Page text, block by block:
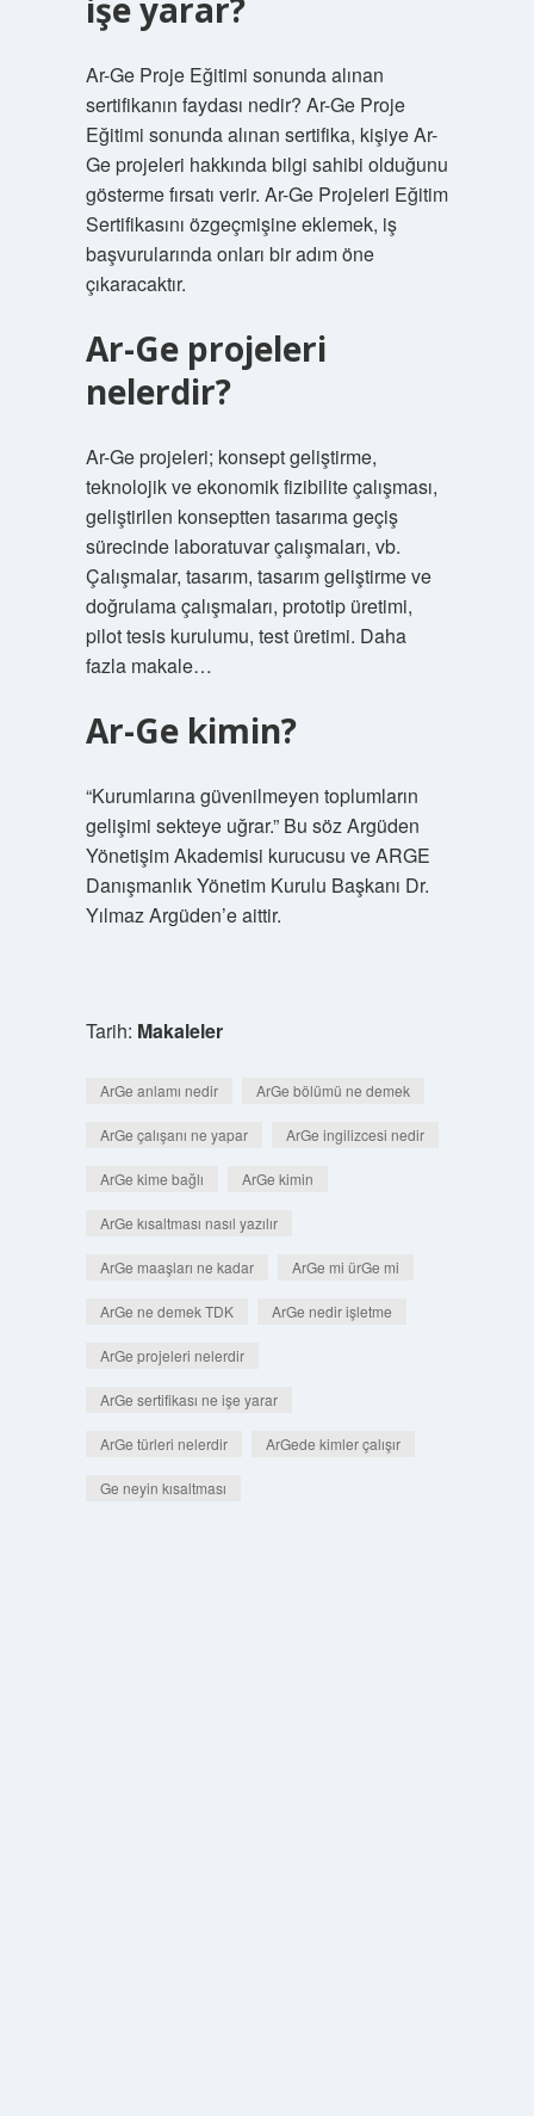
işe yarar?
Ar-Ge Proje Eğitimi sonunda alınan
sertifikanın faydası nedir? Ar-Ge Proje
Eğitimi sonunda alınan sertifika, kişiye Ar-
Ge projeleri hakkında bilgi sahibi olduğunu
gösterme fırsatı verir. Ar-Ge Projeleri Eğitim
Sertifikasını özgeçmişine eklemek, iş
başvurularında onları bir adım öne
çıkaracaktır.
Ar-Ge projeleri
nelerdir?
Ar-Ge projeleri; konsept geliştirme,
teknolojik ve ekonomik fizibilite çalışması,
geliştirilen konseptten tasarıma geçiş
sürecinde laboratuvar çalışmaları, vb.
Çalışmalar, tasarım, tasarım geliştirme ve
doğrulama çalışmaları, prototip üretimi,
pilot tesis kurulumu, test üretimi. Daha
fazla makale…
Ar-Ge kimin?
“Kurumlarına güvenilmeyen toplumların
gelişimi sekteye uğrar.” Bu söz Argüden
Yönetişim Akademisi kurucusu ve ARGE
Danışmanlık Yönetim Kurulu Başkanı Dr.
Yılmaz Argüden’e aittir.
Tarih: Makaleler
ArGe anlamı nedir ArGe bölümü ne demek
ArGe çalışanı ne yapar ArGe ingilizcesi nedir
ArGe kime bağlı ArGe kimin
ArGe kısaltması nasıl yazılır
ArGe maaşları ne kadar ArGe mi ürGe mi
ArGe ne demek TDK ArGe nedir işletme
ArGe projeleri nelerdir
ArGe sertifikası ne işe yarar
ArGe türleri nelerdir ArGede kimler çalışır
Ge neyin kısaltması